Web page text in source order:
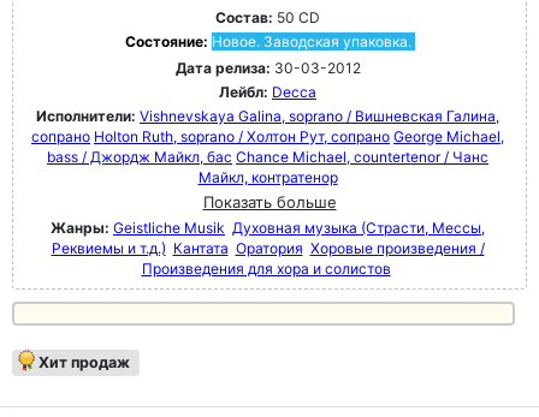
Состав: 50 CD
Состояние: Новое. Заводская упаковка.
Дата релиза: 30-03-2012
Лейбл: Decca
Исполнители: Vishnevskaya Galina, soprano / Вишневская Галина,
сопрано Holton Ruth, soprano / Холтон Рут, сопрано George Michael,
bass / Джордж Майкл, бас Chance Michael, countertenor / Чанс
Майкл, контратенор
Показать больше
Жанры: Geistliche Musik Духовная музыка (Страсти, Мессы,
Реквиемы и т.д.) Кантата Оратория Хоровые произведения /
Произведения для хора и солистов
Хит продаж